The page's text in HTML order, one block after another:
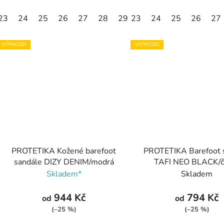
24 25 26 27 28 29 30 31 32
23 24 25 26 27
VÝPRODEJ
PROTETIKA Kožené barefoot
sandále DIZY DENIM/modrá
Skladem*
od 944 Kč
(–25 %)
VÝPRODEJ
PROTETIKA Barefoot
TAFI NEO BLACK/
Skladem
od 794 Kč
(–25 %)